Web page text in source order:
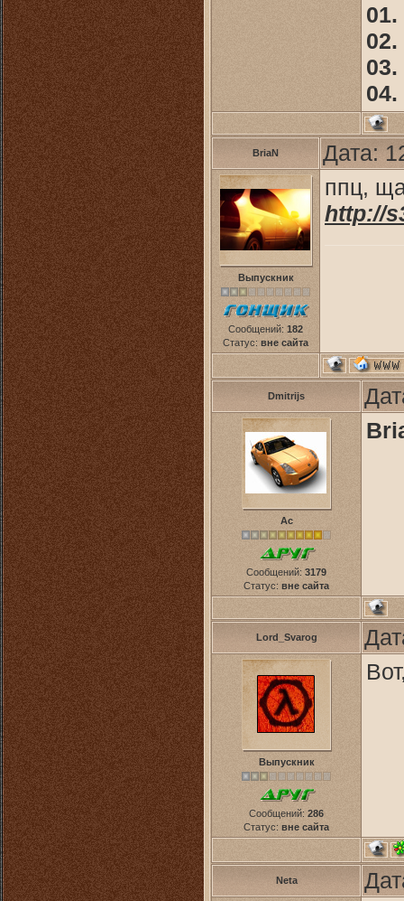
03.
BriaN Дата:
Выпускник
Сообщений: 182
Статус: вне сайта
ппц,
http://
Dmitrijs
Ас
Сообщений: 3179
Статус: вне сайта
Lord_Svarog
Выпускник
Сообщений: 286
Статус: вне сайта
Neta